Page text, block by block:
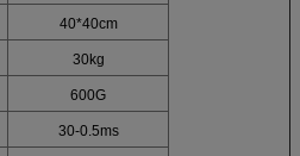
40*40cm
30kg
600G
30-0.5ms